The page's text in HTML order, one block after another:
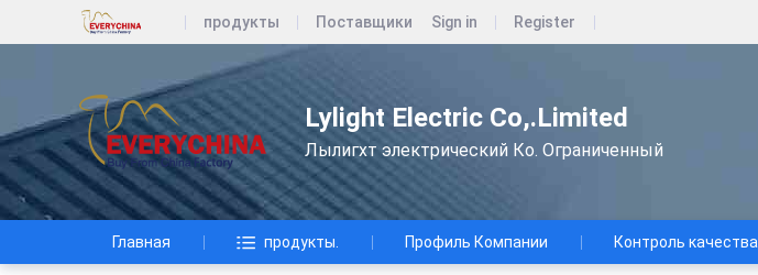
продукты Поставщики Sign in Register
Lylight Electric Co,.Limited
Лылигхт электрический Ко. Ограниченный
Главная продукты. Профиль Компании Контроль качества